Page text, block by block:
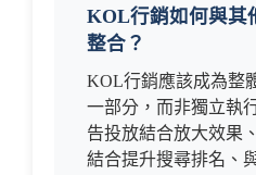
KOL行銷如何與其
整合？
KOL行銷應該成為整
一部分，而非獨立執
告投放結合放大效果
結合提升搜尋排名、